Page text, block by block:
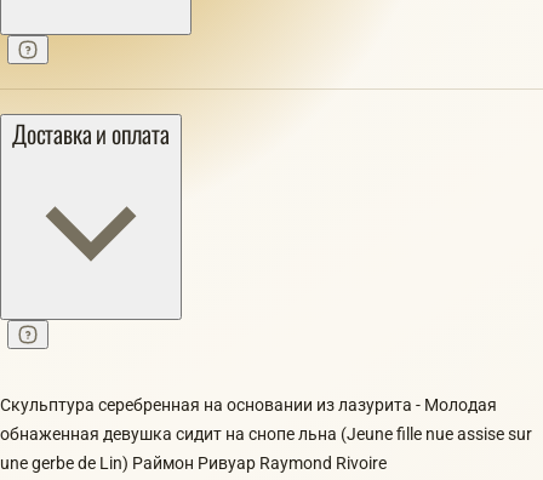
Доставка и оплата
Скульптура серебренная на основании из лазурита - Молодая
обнаженная девушка сидит на снопе льна (Jeune fille nue assise sur
une gerbe de Lin) Раймон Ривуар Raymond Rivoire